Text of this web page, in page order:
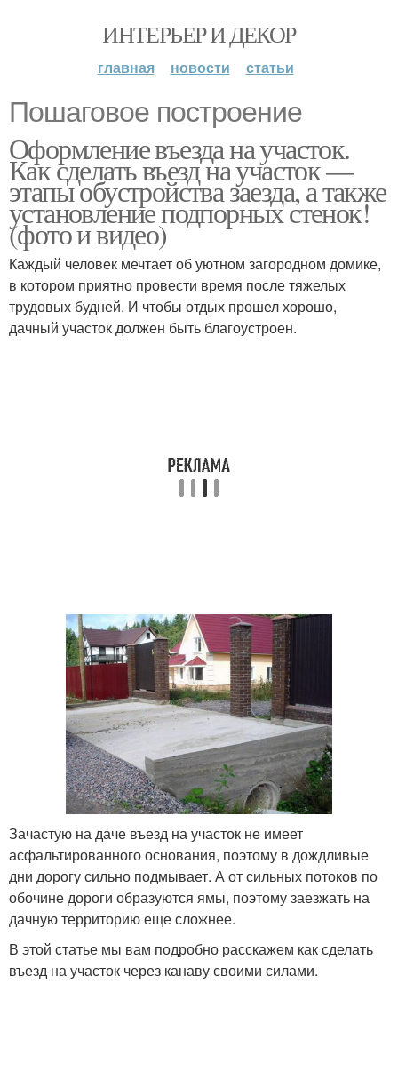
ИНТЕРЬЕР И ДЕКОР
главная новости статьи
Пошаговое построение
Оформление въезда на участок.
Как сделать въезд на участок —
этапы обустройства заезда, а также
установление подпорных стенок!
(фото и видео)
Каждый человек мечтает об уютном загородном домике,
в котором приятно провести время после тяжелых
трудовых будней. И чтобы отдых прошел хорошо,
дачный участок должен быть благоустроен.
Зачастую на даче въезд на участок не имеет
асфальтированного основания, поэтому в дождливые
дни дорогу сильно подмывает. А от сильных потоков по
обочине дороги образуются ямы, поэтому заезжать на
дачную территорию еще сложнее.
В этой статье мы вам подробно расскажем как сделать
въезд на участок через канаву своими силами.